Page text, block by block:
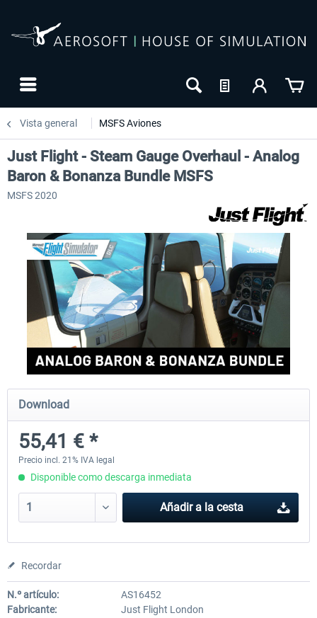
Vista general MSFS Aviones
FlightSim Studio - E-Jets 170/175 Aerosoft Aircraft A340-
Just Flight - Steam Gauge Overhaul - Analog
Baron & Bonanza Bundle MSFS
MSFS 2020
Download
55,41 € *
Precio incl. 21% IVA legal
Disponible como descarga inmediata
Añadir a la cesta
Recordar
N.º artículo:
AS16452
Fabricante:
Just Flight London